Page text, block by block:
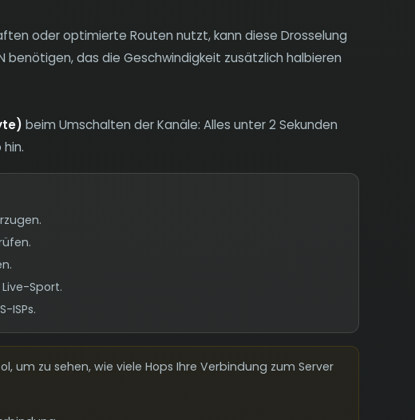
oder optimierte Routen nutzt, kann diese Drosselung
benötigen, das die Geschwindigkeit zusätzlich halbieren
beim Umschalten der Kanäle: Alles unter 2 Sekunden
Sport.
ISPs.
um zu sehen, wie viele Hops Ihre Verbindung zum Server